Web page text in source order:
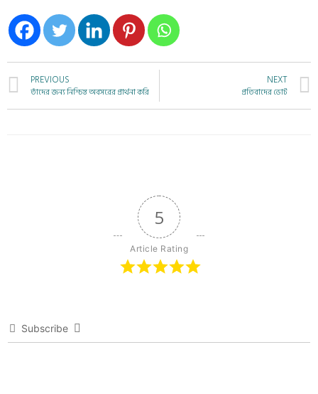
PREVIOUS
তাঁদের জন্য নিশ্চিন্ত অবসরের প্রার্থনা করি
NEXT
প্রতিবাদের ভোট
5
Article Rating
Subscribe